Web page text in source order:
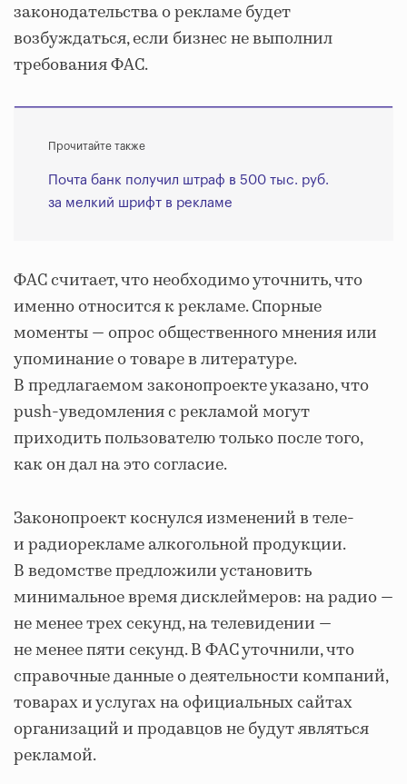
законодательства о рекламе будет
возбуждаться, если бизнес не выполнил
требования ФАС.
Прочитайте также
Почта банк получил штраф в 500 тыс. руб.
за мелкий шрифт в рекламе
ФАС считает, что необходимо уточнить, что
именно относится к рекламе. Спорные
моменты — опрос общественного мнения или
упоминание о товаре в литературе.
В предлагаемом законопроекте указано, что
push-уведомления с рекламой могут
приходить пользователю только после того,
как он дал на это согласие.
Законопроект коснулся изменений в теле-
и радиорекламе алкогольной продукции.
В ведомстве предложили установить
минимальное время дисклеймеров: на радио —
не менее трех секунд, на телевидении —
не менее пяти секунд. В ФАС уточнили, что
справочные данные о деятельности компаний,
товарах и услугах на официальных сайтах
организаций и продавцов не будут являться
рекламой.